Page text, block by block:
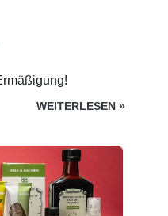
WEITERLESEN »